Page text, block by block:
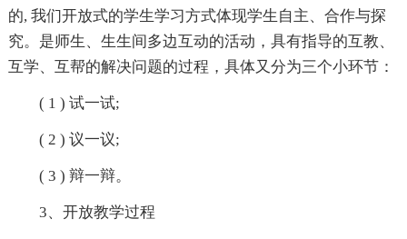
的, 我们开放式的学生学习方式体现学生自主、合作与探
究。是师生、生生间多边互动的活动，具有指导的互教、
互学、互帮的解决问题的过程，具体又分为三个小环节：
( 1 ) 试一试;
( 2 ) 议一议;
( 3 ) 辩一辩。
3、开放教学过程